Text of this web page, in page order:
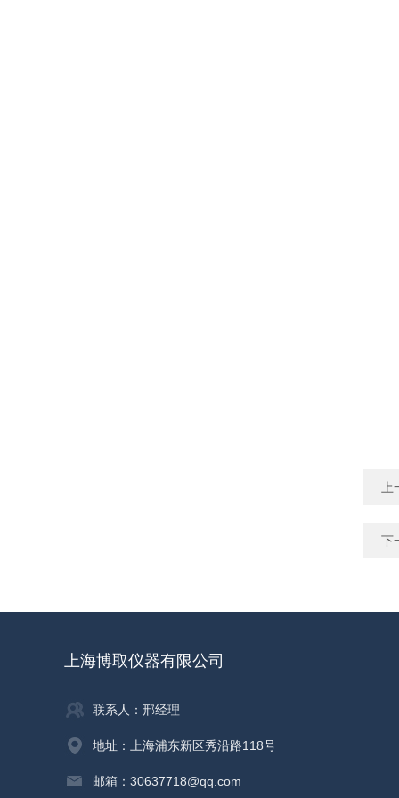
下
上海博取仪器有限公司
联系人：邢经理
地址：上海浦东新区秀沿路118号
邮箱：30637718@qq.com